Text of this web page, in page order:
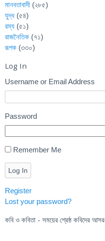
মানবতাবাদী (২৮৫)
যুদ্ধ (৫৪)
রম্য (৫১)
রাজনৈতিক (৭১)
রূপক (৩৩০)
Log In
Username or Email Address
Password
Remember Me
Log In
Register
Lost your password?
কবি ও কবিতা - সময়ের শ্রেষ্ঠ কবিদের আসর